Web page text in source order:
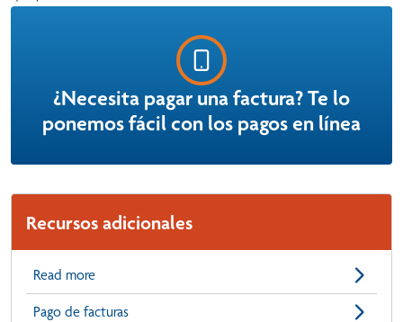
¿Necesita pagar una factura? Te lo
ponemos fácil con los pagos en línea
Recursos adicionales
Read more
Pago de facturas